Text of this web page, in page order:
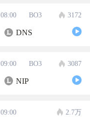
08:00 BO3 3172
DNS
09:00 BO3 3087
NIP
09:00 2.7万